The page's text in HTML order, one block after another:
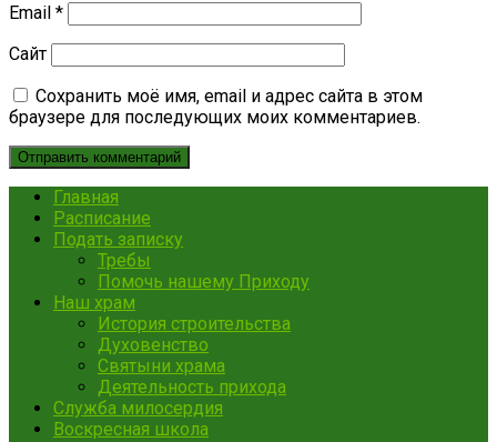
Email *
Сайт
Сохранить моё имя, email и адрес сайта в этом
браузере для последующих моих комментариев.
Главная
Расписание
Подать записку
Требы
Помочь нашему Приходу
Наш храм
История строительства
Духовенство
Святыни храма
Деятельность прихода
Служба милосердия
Воскресная школа